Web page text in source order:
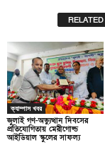
ক্যাম্পাস খবর
জুলাই গণ-অভ্যুত্থান দিবসের
প্রতিযোগিতায় মেরীগোল্ড
আইডিয়াল স্কুলের সাফল্য